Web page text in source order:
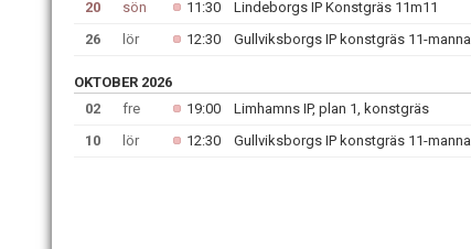
20
sön 11:30 Lindeborgs IP Konstgräs 11m11
26
lör 12:30 Gullviksborgs IP konstgräs 11-manna
OKTOBER 2026
02
fre 19:00 Limhamns IP, plan 1, konstgräs
10
lör 12:30 Gullviksborgs IP konstgräs 11-manna